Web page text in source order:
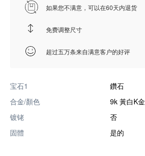
如果您不满意，可以在60天内退货
免费调整尺寸
超过五万条来自满意客户的好评
宝石1
鑽石
合金/顏色
9k 黃白K金
镀铑
否
固體
是的